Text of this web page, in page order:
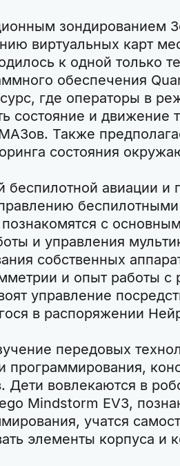
зондированием
виртуальных карт
к одной только
обеспечения
где операторы в
состояние и движение
Также
состояния
беспилотной авиации и
с
и управления
собственных
и опыт работы с
управление
в распоряжении
передовых
программирования,
вовлекаются в
Mindstorm EV3,
учатся
элементы корпуса и